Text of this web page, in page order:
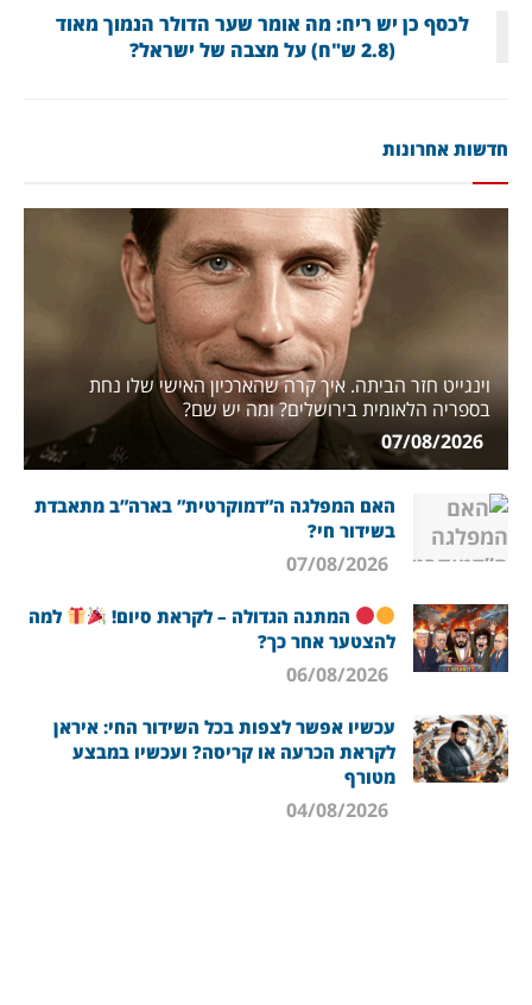
לכסף כן יש ריח: מה אומר שער הדולר הנמוך מאוד
(2.8 ש"ח) על מצבה של ישראל?
חדשות אחרונות
וינגייט חזר הביתה. איך קרה שהארכיון האישי שלו נחת
בספריה הלאומית בירושלים? ומה יש שם?
האם המפלגה ה”דמוקרטית” בארה”ב מתאבדת
בשידור חי?
המתנה הגדולה – לקראת סיום!
למה
להצטער אחר כך?
עכשיו אפשר לצפות בכל השידור החי: איראן
לקראת הכרעה או קריסה? ועכשיו במבצע
מטורף